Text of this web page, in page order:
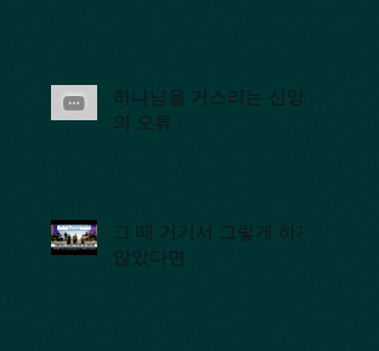
하나님을 거스리는 신앙
의 오류
그 때 거기서 그렇게 하지
않았다면